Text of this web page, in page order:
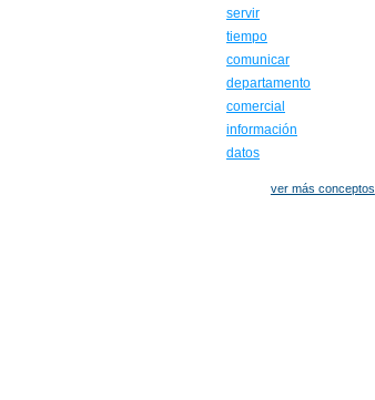
servir
tiempo
comunicar
departamento
comercial
información
datos
ver más conceptos